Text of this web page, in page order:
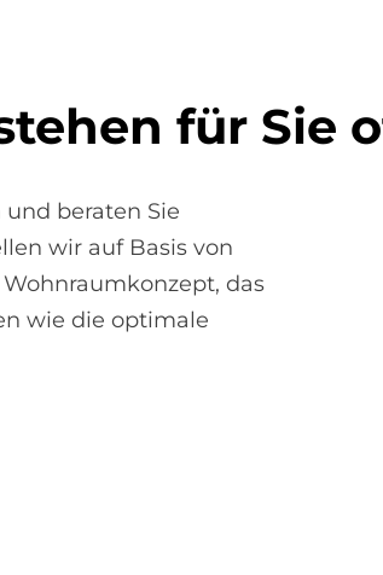
für Sie
beraten Sie
wir auf Basis von
das
wie die optimale